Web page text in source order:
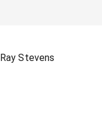
Ray Stevens